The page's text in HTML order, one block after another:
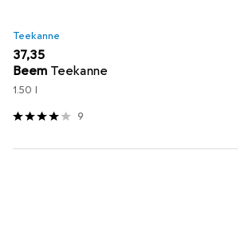
Teekanne
EUR
37,35
Beem Teekanne
1.50 l
9